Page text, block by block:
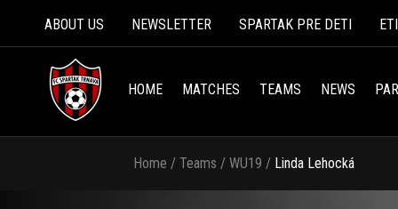
ABOUT US NEWSLETTER SPARTAK PRE DETI
HOME MATCHES TEAMS NEWS
Home / Teams / WU19 / Linda Lehocká